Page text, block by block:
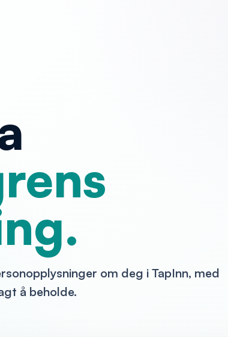
om deg i TapInn, med
å beholde.